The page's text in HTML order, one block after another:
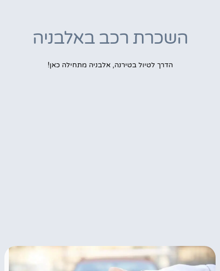
השכרת רכב באלבניה
הדרך לטיול בטירנה, אלבניה מתחילה כאן!